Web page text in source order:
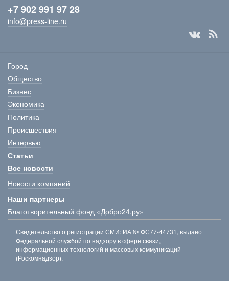
+7 902 991 97 28
info@press-line.ru
Город
Общество
Бизнес
Экономика
Политика
Происшествия
Интервью
Статьи
Все новости
Новости компаний
Наши партнеры
Благотворительный фонд «Добро24.ру»
Свидетельство о регистрации СМИ: ИА № ФС77-44731, выдано
Федеральной службой по надзору в сфере связи,
информационных технологий и массовых коммуникаций
(Роскомнадзор).